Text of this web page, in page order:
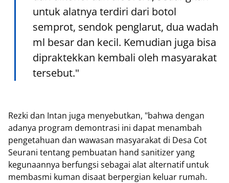
untuk alatnya terdiri dari botol
semprot, sendok penglarut, dua wadah
ml besar dan kecil. Kemudian juga bisa
dipraktekkan kembali oleh masyarakat
tersebut."
Rezki dan Intan juga menyebutkan, "bahwa dengan
adanya program demontrasi ini dapat menambah
pengetahuan dan wawasan masyarakat di Desa Cot
Seurani tentang pembuatan hand sanitizer yang
kegunaannya berfungsi sebagai alat alternatif untuk
membasmi kuman disaat berpergian keluar rumah.